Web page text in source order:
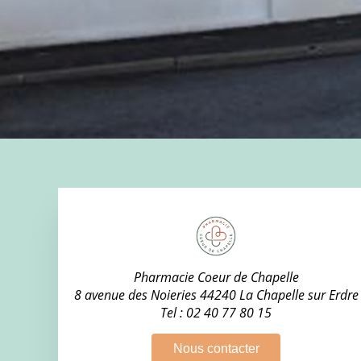
Pharmacie Coeur de Chapelle
8 avenue des Noieries 44240 La Chapelle sur Erdre
Tel : 02 40 77 80 15
Nous contacter